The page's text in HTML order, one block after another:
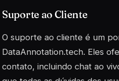
Suporte ao Cliente
O suporte ao cliente é um
DataAnnotation.tech. Eles
contato, incluindo chat ao